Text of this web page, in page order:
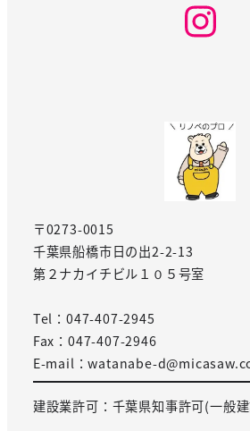
〒0273-0015
千葉県船橋市日の出2-2-13
第２ナカイチビル１０５号室
Tel：047-407-2945
Fax：047-407-2946
E-mail：watanabe-
建設業許可：千葉県知事許可(一般